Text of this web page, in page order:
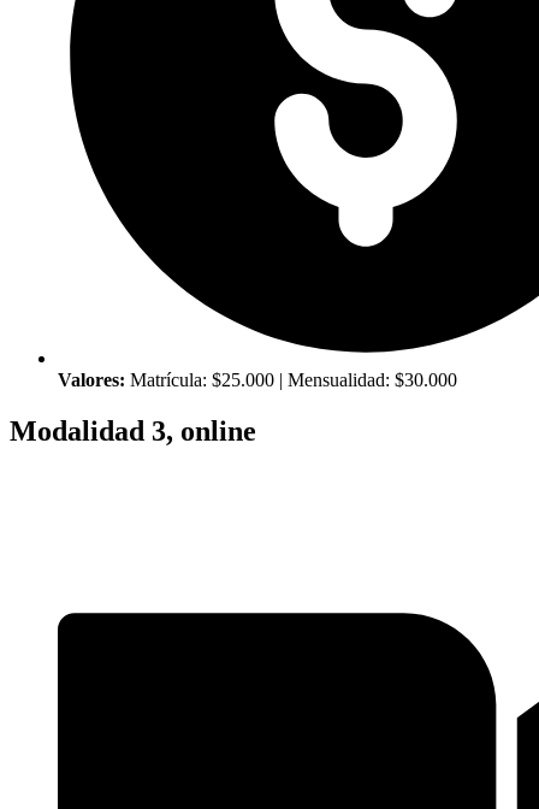
Valores: Matrícula: $25.000 | Mensualidad: $30.000
Modalidad 3, online